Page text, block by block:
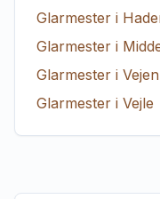
Glarmester i
Glarmester i
Glarmester i Vejen
Glarmester i Vejle